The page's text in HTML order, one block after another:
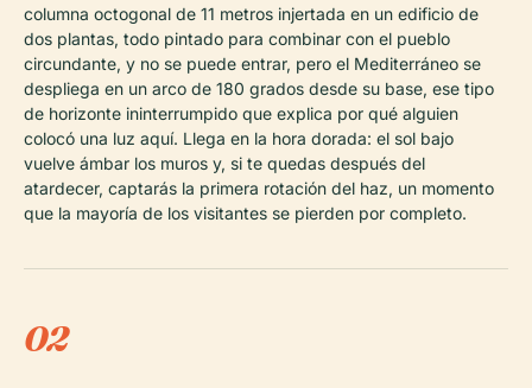
columna octogonal de 11 metros injertada en un edificio de
dos plantas, todo pintado para combinar con el pueblo
circundante, y no se puede entrar, pero el Mediterráneo se
despliega en un arco de 180 grados desde su base, ese tipo
de horizonte ininterrumpido que explica por qué alguien
colocó una luz aquí. Llega en la hora dorada: el sol bajo
vuelve ámbar los muros y, si te quedas después del
atardecer, captarás la primera rotación del haz, un momento
que la mayoría de los visitantes se pierden por completo.
02